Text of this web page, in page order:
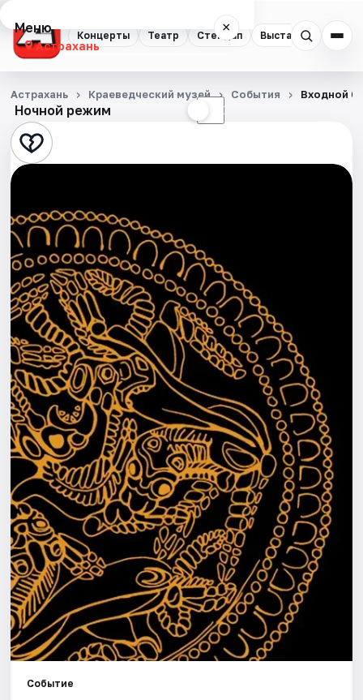
Концерты Театр Стендап Выставки
Меню ×
Астрахань
Концерты
Театр
Стендап
Квесты
Экскурсии
Спорт
События
Города
Площадки
Артисты
Рейтинги
Ночной режим ☾
Астрахань Краеведческий музей События Входной
Событие